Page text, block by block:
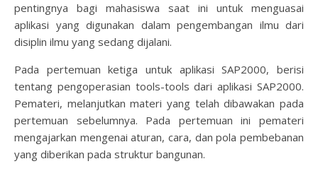
pentingnya bagi mahasiswa saat ini untuk menguasai
aplikasi yang digunakan dalam pengembangan ilmu dari
disiplin ilmu yang sedang dijalani.
Pada pertemuan ketiga untuk aplikasi SAP2000, berisi
tentang pengoperasian tools-tools dari aplikasi SAP2000.
Pemateri, melanjutkan materi yang telah dibawakan pada
pertemuan sebelumnya. Pada pertemuan ini pemateri
mengajarkan mengenai aturan, cara, dan pola pembebanan
yang diberikan pada struktur bangunan.